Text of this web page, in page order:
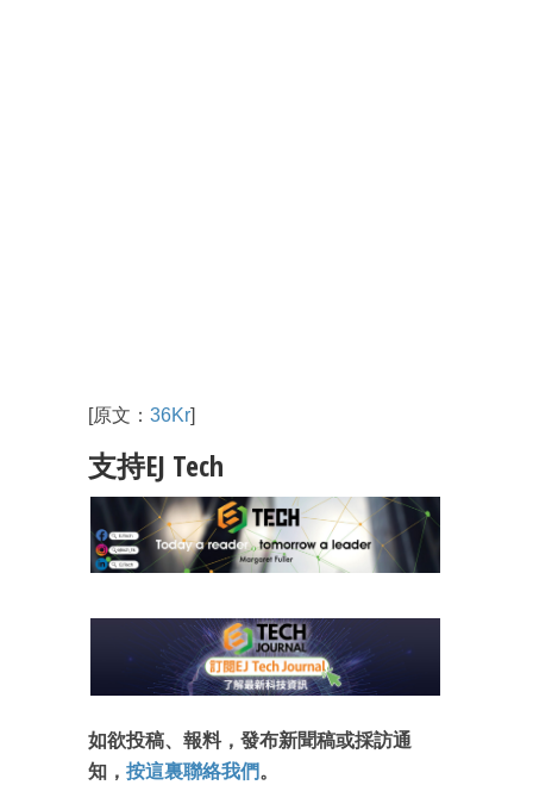
[原文： 36Kr]
支持EJ Tech
如欲投稿、報料，發布新聞稿或採訪通
知， 按這裏聯絡我們。